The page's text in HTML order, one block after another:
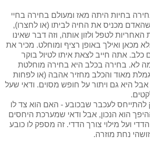
בחיות היתה מאז ומעולם בחירה בחיי
מכניס את החיה לביתו (או לחצרו),
לטפל ולזון אותה, וזה דבר שאינו
מכאן ואילך באופן רציף ומוחלט. מכיר את
כלב. אתה חייב לצאת איתו לטיול בוקר
לא. בחירה בכלב היא בחירה מוחלטת
מאוד והכלב מחזיר אהבה (או לפחות
היא גם ויתור על חופש מסוים. ודאי שעל
להתייחס לעכבר שבכובע - האם הוא צד לו
הוא הנכון, אבל ודאי שמערכת היחסים
ועל מילוי צורך הדדי. זה מספק לו כובע
נחת מוזרה.